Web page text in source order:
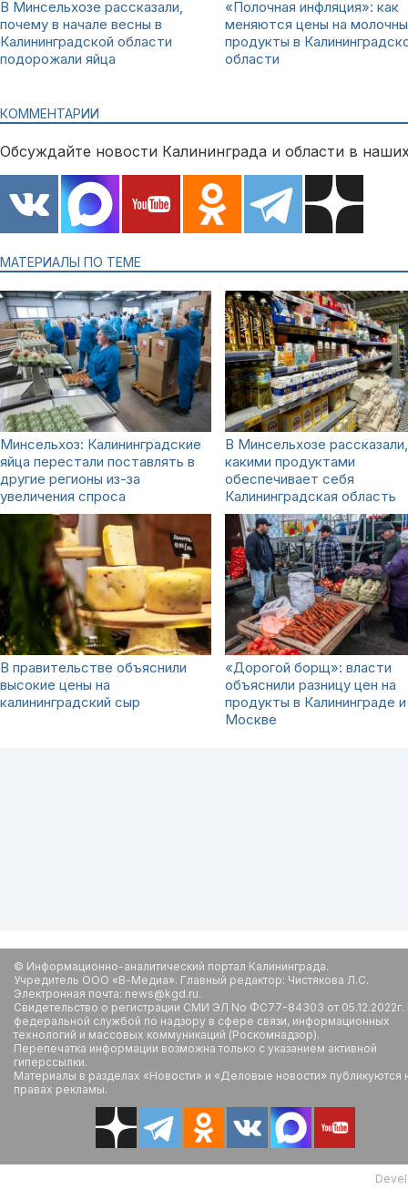
В Минсельхозе рассказали,
почему в начале весны в
Калининградской области
подорожали яйца
«Полочная инфляция»: как
меняются цены на
продукты в
области
КОММЕНТАРИИ
Обсуждайте новости Калининграда и области в
МАТЕРИАЛЫ ПО ТЕМЕ
Минсельхоз: Калининградские
яйца перестали поставлять в
другие регионы из-за
увеличения спроса
В Минсельхозе рассказали,
какими продуктами
обеспечивает себя
Калининградская область
В правительстве объяснили
высокие цены на
калининградский сыр
«Дорогой борщ»: власти
объяснили разницу цен на
продукты в Калининграде и
Москве
© Информационно-аналитический портал Калининграда.
Учредитель ООО «В-Медиа». Главный редактор: Чистякова Л.С.
Электронная почта: news@kgd.ru.
Свидетельство о регистрации СМИ ЭЛ No ФС77-84303 от
федеральной службой по надзору в сфере связи, информационных
технологий и массовых коммуникаций (Роскомнадзор).
Перепечатка информации возможна только с указанием активной
гиперссылки.
Материалы в разделах «Новости» и «Деловые новости» публикуются
правах рекламы.